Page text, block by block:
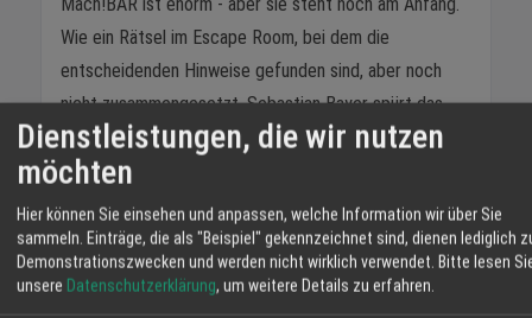
Wie ein Rätsel im Escape Room, bei dem die
entscheidenden Hinweise gefunden sind, aber noch
nicht zusammengesetzt. Sebastian Bayer spürt das
selbst. „Unsere Programme sind so gut. Es muss
einfach anlaufen", sagt er.
Denn Sebastian Bayer ist ehrlich. Erfrischend ehrlich
sogar. Er verschweigt nicht, dass das Tagesgeschäft -
Frühstück, der tägliche Barbetrieb - nicht so lief wie
Dienstleistungen, die wir nutzen
möchten
Hier können Sie einsehen und anpassen, welche Information wir über Sie
sammeln. Einträge, die als "Beispiel" gekennzeichnet sind, dienen lediglich
Demonstrationszwecken und werden nicht wirklich verwendet. Bitte lesen
unsere Datenschutzerklärung, um weitere Details zu erfahren.